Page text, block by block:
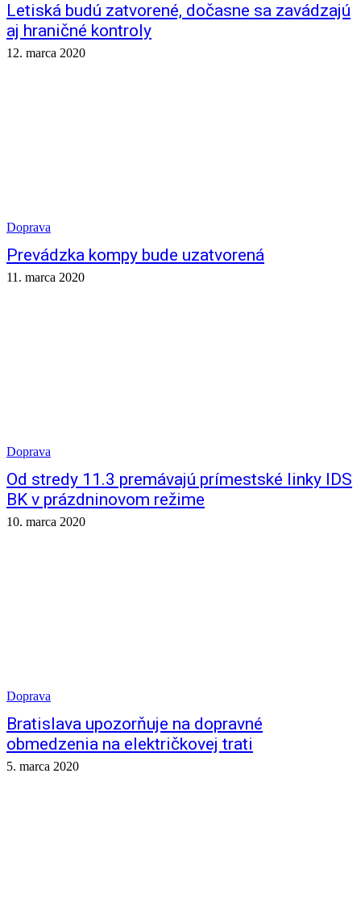
Letiská budú zatvorené, dočasne sa zavádzajú
aj hraničné kontroly
12. marca 2020
Doprava
Prevádzka kompy bude uzatvorená
11. marca 2020
Doprava
Od stredy 11.3 premávajú prímestské linky IDS
BK v prázdninovom režime
10. marca 2020
Doprava
Bratislava upozorňuje na dopravné
obmedzenia na električkovej trati
5. marca 2020